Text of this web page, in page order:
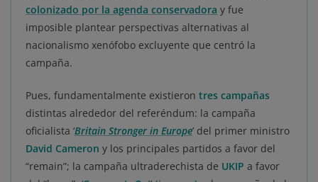
colonizado por la agenda conservadora y fue
imposible plantear perspectivas alternativas al
nacionalismo xenófobo excluyente que centró la
campaña.
Pues, fundamentalmente existieron tres campañas
distintas alrededor del referéndum: la campaña
oficialista ‘Britain Stronger in Europe’ del primer ministro
David Cameron y los principales partidos a favor del
“remain”; la campaña ultraderechista de UKIP a favor